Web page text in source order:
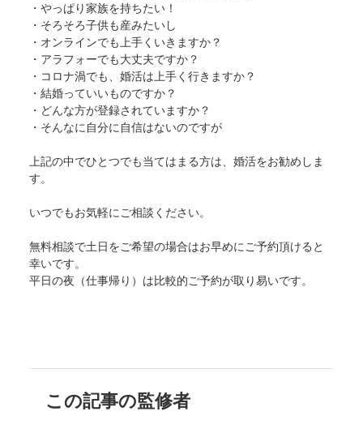
・やっぱり家族を持ちたい！
・そろそろ子供も産みたいし
・オンラインでも上手くいきますか？
・アラフォーでも大丈夫ですか？
・コロナ渦でも、婚活は上手く行きますか？
・結婚っていいものですか？
・どんな方が登録されていますか？
・そんなに自分に自信はないのですが
上記の中でひとつでも当てはまる方は、婚活をお勧めしま
す。
いつでもお気軽にご相談ください。
無料相談で土日をご希望の場合はお早めにご予約頂けると
幸いです。
平日の夜（仕事帰り）は比較的ご予約が取り易いです。
この記事の監修者